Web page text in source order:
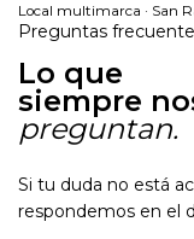
Local multimarca · San
Preguntas
Lo que
siempre
preguntan.
Si tu duda no está
respondemos en el